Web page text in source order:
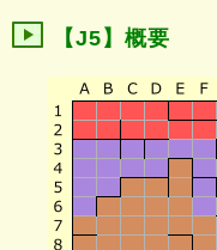
【J5】概要